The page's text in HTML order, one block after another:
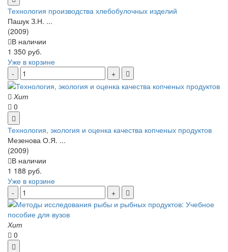
Технология производства хлебобулочных изделий
Пашук З.Н. ...
(2009)
В наличии
1 350 руб.
Уже в корзине
Хит
0
Технология, экология и оценка качества копченых продуктов
Мезенова О.Я. ...
(2009)
В наличии
1 188 руб.
Уже в корзине
Хит
0